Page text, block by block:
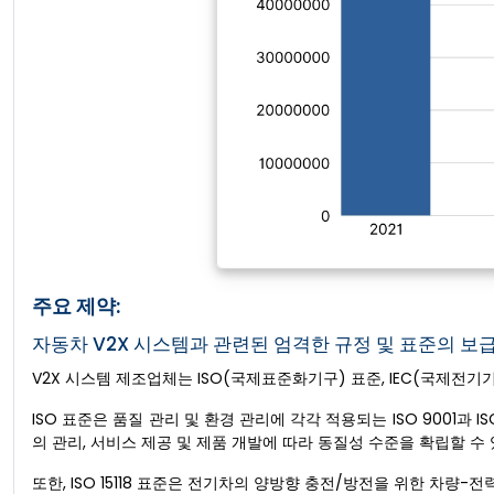
주요 제약:
자동차 V2X 시스템과 관련된 엄격한 규정 및 표준의
V2X 시스템 제조업체는 ISO(국제표준화기구) 표준, IEC(국제전
ISO 표준은 품질 관리 및 환경 관리에 각각 적용되는 ISO 9001과
의 관리, 서비스 제공 및 제품 개발에 따라 동질성 수준을 확립할
또한, ISO 15118 표준은 전기차의 양방향 충전/방전을 위한 차량-